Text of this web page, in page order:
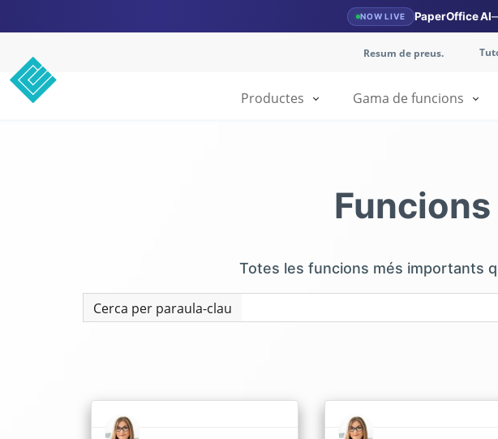
NOW LIVE PaperOffice AI
Resum de preus.
Gama de funcions
Productes
Totes les funcions més importants
Cerca per paraula-clau